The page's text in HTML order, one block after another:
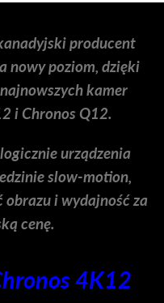
producent
nowy poziom, dzięki
kamer
iChronos Q12.
urządzenia
slow-motion,
i wydajność za
cenę.
4K12